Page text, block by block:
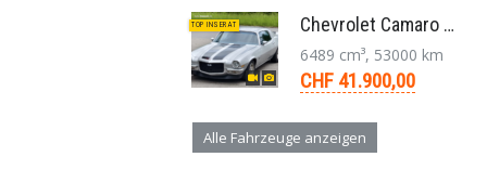
TOP INSERAT Chevrolet Camaro SS 396 LS3 Coupe Aut. 1971
6489 cm³, 53000 km
CHF 41.900,00
Alle Fahrzeuge anzeigen